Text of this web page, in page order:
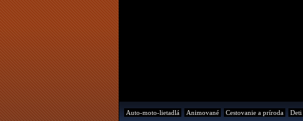
Auto-moto-lietadlá Animované Cestovanie a príroda Deti